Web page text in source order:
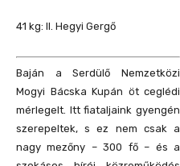
41 kg: II. Hegyi Gergő
Baján a Serdülő Nemzetközi
Mogyi Bácska Kupán öt ceglédi
mérlegelt. Itt fiataljaink gyengén
szerepeltek, s ez nem csak a
nagy mezőny – 300 fő – és a